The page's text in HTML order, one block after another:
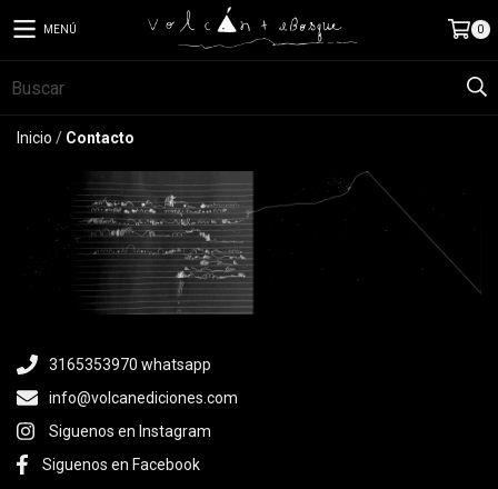
MENÚ 0
Inicio / Contacto
3165353970 whatsapp
info@volcanediciones.com
Siguenos en Instagram
Siguenos en Facebook